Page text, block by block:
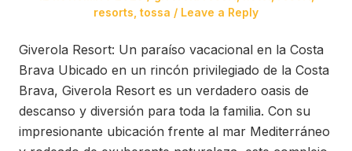
in
resorts tossa Leave a Reply
Giverola Resort: Un paraíso vacacional en la Costa
Brava Ubicado en un rincón privilegiado de la Costa
Brava, Giverola Resort es un verdadero oasis de
descanso y diversión para toda la familia. Con su
impresionante ubicación frente al mar Mediterráneo